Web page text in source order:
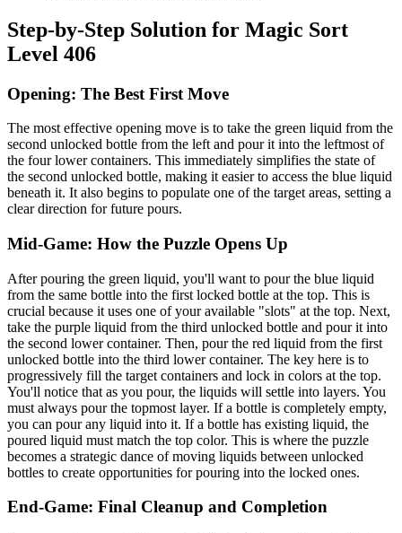
Step-by-Step Solution for Magic Sort
Level 406
Opening: The Best First Move
The most effective opening move is to take the green liquid from the
second unlocked bottle from the left and pour it into the leftmost of
the four lower containers. This immediately simplifies the state of
the second unlocked bottle, making it easier to access the blue liquid
beneath it. It also begins to populate one of the target areas, setting a
clear direction for future pours.
Mid-Game: How the Puzzle Opens Up
After pouring the green liquid, you'll want to pour the blue liquid
from the same bottle into the first locked bottle at the top. This is
crucial because it uses one of your available "slots" at the top. Next,
take the purple liquid from the third unlocked bottle and pour it into
the second lower container. Then, pour the red liquid from the first
unlocked bottle into the third lower container. The key here is to
progressively fill the target containers and lock in colors at the top.
You'll notice that as you pour, the liquids will settle into layers. You
must always pour the topmost layer. If a bottle is completely empty,
you can pour any liquid into it. If a bottle has existing liquid, the
poured liquid must match the top color. This is where the puzzle
becomes a strategic dance of moving liquids between unlocked
bottles to create opportunities for pouring into the locked ones.
End-Game: Final Cleanup and Completion